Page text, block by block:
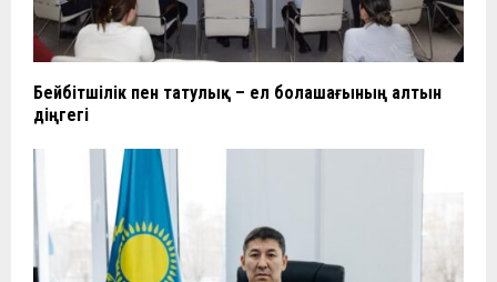
Бейбітшілік пен татулық – ел болашағының алтын
діңгегі